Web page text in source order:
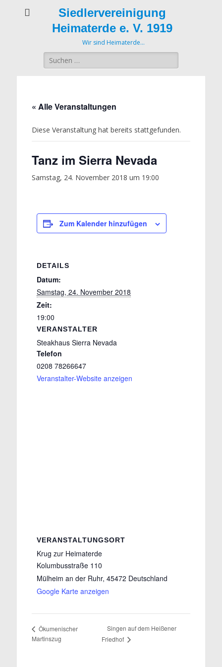
Siedlervereinigung
Heimaterde e. V. 1919
Wir sind Heimaterde…
Suche
nach:
« Alle Veranstaltungen
Diese Veranstaltung hat bereits stattgefunden.
Tanz im Sierra Nevada
Samstag, 24. November 2018 um 19:00
Zum Kalender hinzufügen
DETAILS
Datum:
Samstag, 24. November 2018
Zeit:
19:00
VERANSTALTER
Steakhaus Sierra Nevada
Telefon
0208 78266647
Veranstalter-Website anzeigen
VERANSTALTUNGSORT
Krug zur Heimaterde
Kolumbusstraße 110
Mülheim an der Ruhr, 45472 Deutschland
Google Karte anzeigen
Ökumenischer
Martinszug
Singen auf dem Heißener
Friedhof